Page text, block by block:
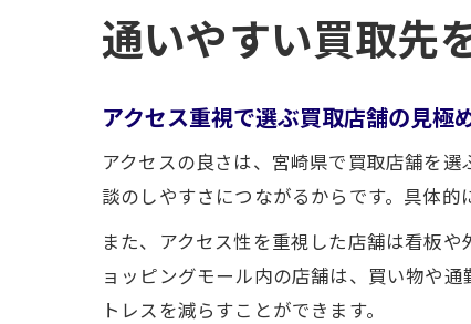
通いやすい買取先
アクセス重視で選ぶ買取店舗の見極
アクセスの良さは、宮崎県で買取店舗を
談のしやすさにつながるからです。具体
また、アクセス性を重視した店舗は看板
ョッピングモール内の店舗は、買い物や
トレスを減らすことができます。